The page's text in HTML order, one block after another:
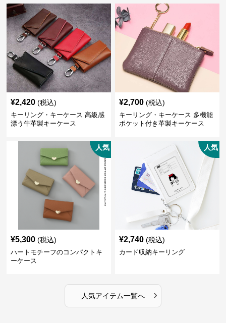
¥2,420 (税込)
キーリング・キーケース 高級感
漂う牛革製キーケース
¥2,700 (税込)
キーリング・キーケース 多機能
ポケット付き革製キーケース
人気
¥5,300 (税込)
ハートモチーフのコンパクトキ
ーケース
人気
¥2,740 (税込)
カード収納キーリング
人気アイテム一覧へ ›